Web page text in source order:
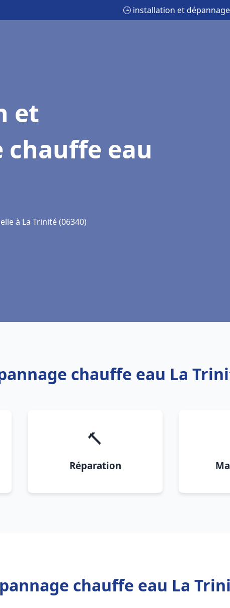
🕒 installation et
et
chauffe eau
à La Trinité (06340)
chauffe eau La
🔨
Réparation
chauffe eau La